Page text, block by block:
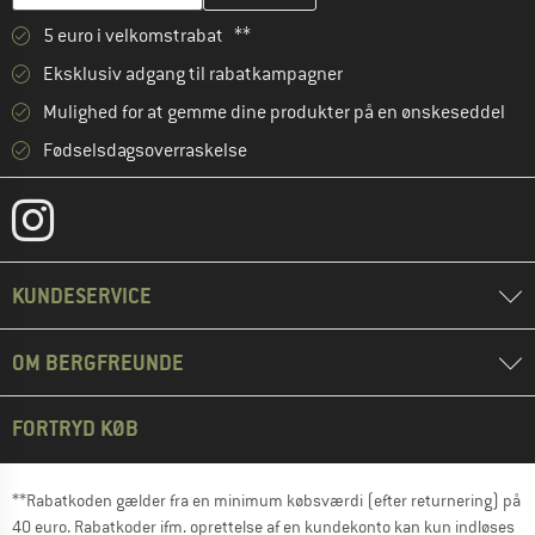
5 euro i velkomstrabat **
Eksklusiv adgang til rabatkampagner
Mulighed for at gemme dine produkter på en ønskeseddel
Fødselsdagsoverraskelse
KUNDESERVICE
OM BERGFREUNDE
FORTRYD KØB
**Rabatkoden gælder fra en minimum købsværdi (efter returnering) på
40 euro. Rabatkoder ifm. oprettelse af en kundekonto kan kun indløses